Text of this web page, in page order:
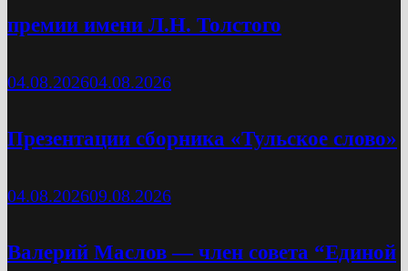
премии имени Л.Н. Толстого
04.08.202604.08.2026
Презентации сборника «Тульское слово»
04.08.202609.08.2026
Валерий Маслов — член совета “Единой